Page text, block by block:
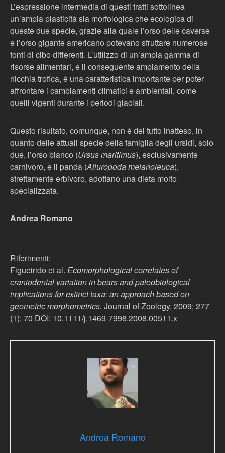
L’espressione intermedia di questi tratti sottolinea
un’ampia plasticità sia morfologica che ecologica di
queste due specie, grazie alla quale l’orso delle caverse
e l’orso gigante americano potevano sfruttare numerose
fonti di cibo differenti. L’utilizzo di un’ampia gamma di
risorse alimentari, e il conseguente ampiamento della
nicchia trofica, è una caratteristica importante per poter
affrontare i cambiamenti climatici e ambientali, come
quelli vigenti durante i periodi glaciali.
Questo risultato, comunque, non è del tutto inatteso, in
quanto delle attuali specie della famiglia degli ursidi, solo
due, l’orso bianco (Ursus maritimus), esclusivamente
carnivoro, e il panda (Ailuropoda melanoleuca),
strettamente erbivoro, adottano una dieta molto
specializzata.
Andrea Romano
Riferimenti:
Figueirido et al. Ecomorphological correlates of
craniodental variation in bears and paleobiological
implications for extinct taxa: an approach based on
geometric morphometrics. Journal of Zoology, 2009; 277
(1): 70 DOI: 10.1111/j.1469-7998.2008.00511.x
Andrea Romano